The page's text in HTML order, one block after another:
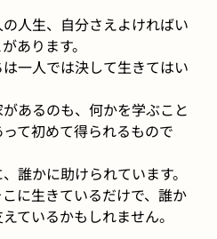
人生、自分さえよければい
あります。
一人では決して生きてはい
あるのも、何かを学ぶこと
て初めて得られるもので
誰かに助けられています。
に生きているだけで、誰か
ているかもしれません。